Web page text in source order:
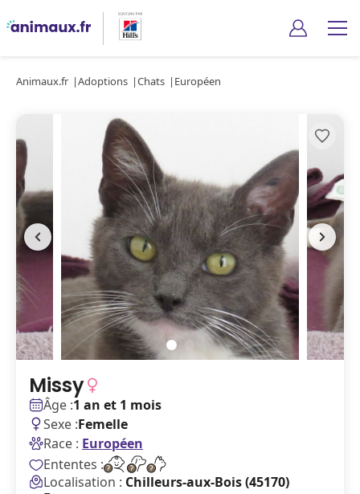
Animaux.fr Adoptions Chats Européen
Missy
Âge :1 an et 1 mois
Sexe :Femelle
Race : Européen
Ententes :
Localisation : Chilleurs-aux-Bois (45170)